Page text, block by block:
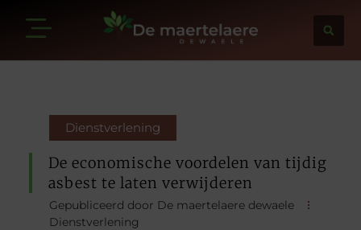
Dienstverlening
De economische voordelen van tijdig
asbest te laten verwijderen
Gepubliceerd door De maertelaere dewaele
Dienstverlening